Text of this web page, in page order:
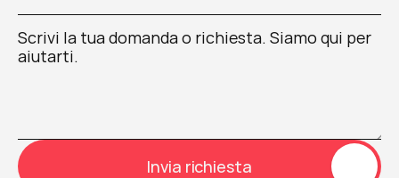
Invia richiesta